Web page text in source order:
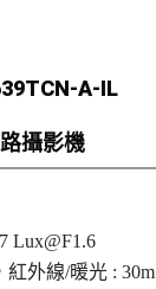
A-IL
攝影機
Lux@F1.6
紅外線/暖光 : 30m